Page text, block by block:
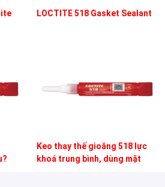
LOCTITE 518 Gasket Sealant
Keo thay thế gioăng 518 lực
khoá trung bình, dùng mặt